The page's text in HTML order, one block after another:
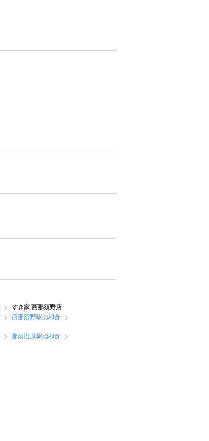
すき家 西那須野店
西那須野駅の和食
那須塩原駅の和食